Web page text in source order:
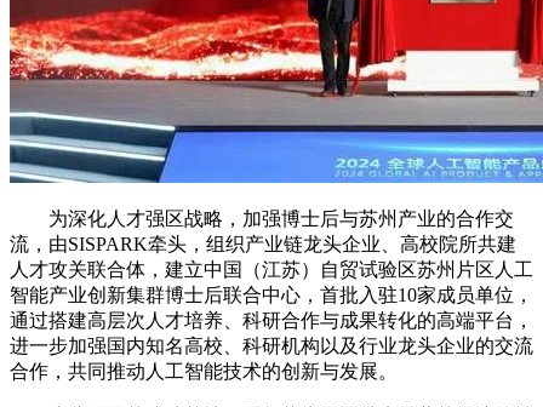
为深化人才强区战略，加强博士后与苏州产业的合作交
流，由SISPARK牵头，组织产业链龙头企业、高校院所共建
人才攻关联合体，建立中国（江苏）自贸试验区苏州片区人工
智能产业创新集群博士后联合中心，首批入驻10家成员单位，
通过搭建高层次人才培养、科研合作与成果转化的高端平台，
进一步加强国内知名高校、科研机构以及行业龙头企业的交流
合作，共同推动人工智能技术的创新与发展。